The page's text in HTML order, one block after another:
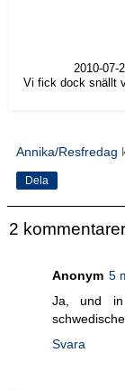
2010-07-
Vi fick dock snällt
Annika/Resfredag
Dela
2
Anonym 5
Ja, und
Svara